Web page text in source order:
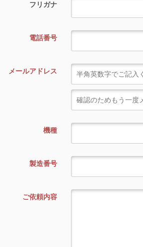
フリガナ
電話番号
メールアドレス
機種
製造番号
ご依頼内容